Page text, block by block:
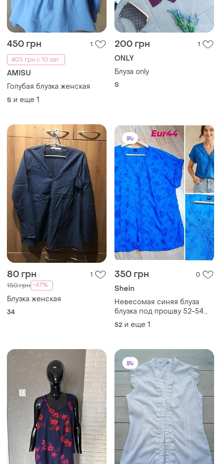
450 грн
1
405 грн с 10 авг.
AMISU
Голубая блузка женская
S и еще 1
200 грн 1
ONLY
Блуза only
S
80 грн 1
150 грн -47%
Блузка женская
34
350 грн 0
Shein
Невесомая синяя блуза
блузка под прошву 52-54
размер
52 и еще 1